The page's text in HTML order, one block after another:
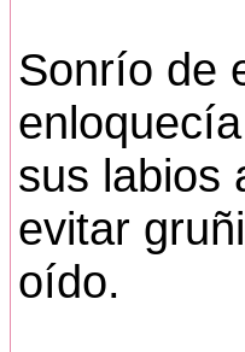
Sonrío de
sus labios
evitar
oído.